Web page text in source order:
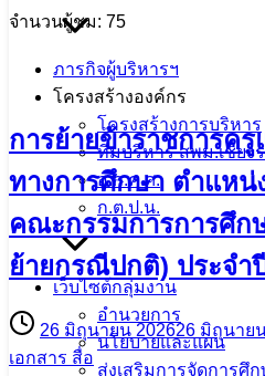
ภารกิจผู้บริหารฯ
โครงสร้างองค์กร
โครงสร้างการบริหาร
ทีมบริหาร สพม.เชียง
อ.ก.ค.ศ.
ก.ต.ป.น.
เว็บไซต์กลุ่มงาน
อำนวยการ
นโยบายและแผน
ส่งเสริมการจัดการศึก
จำนวนผู้ชม: 75
การย้ายข้าราชการค
ทางการศึกษา ตำแหน่
คณะกรรมการการศึก
ย้ายกรณีปกติ) ประจำ
26 มิถุนายน 202626 มิถุนาย
เอกสาร สื่อ